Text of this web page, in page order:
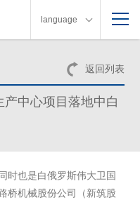
language
返回列表
中心项目落地中白
时也是白俄罗斯伟大卫国
桥机械股份公司（新筑股